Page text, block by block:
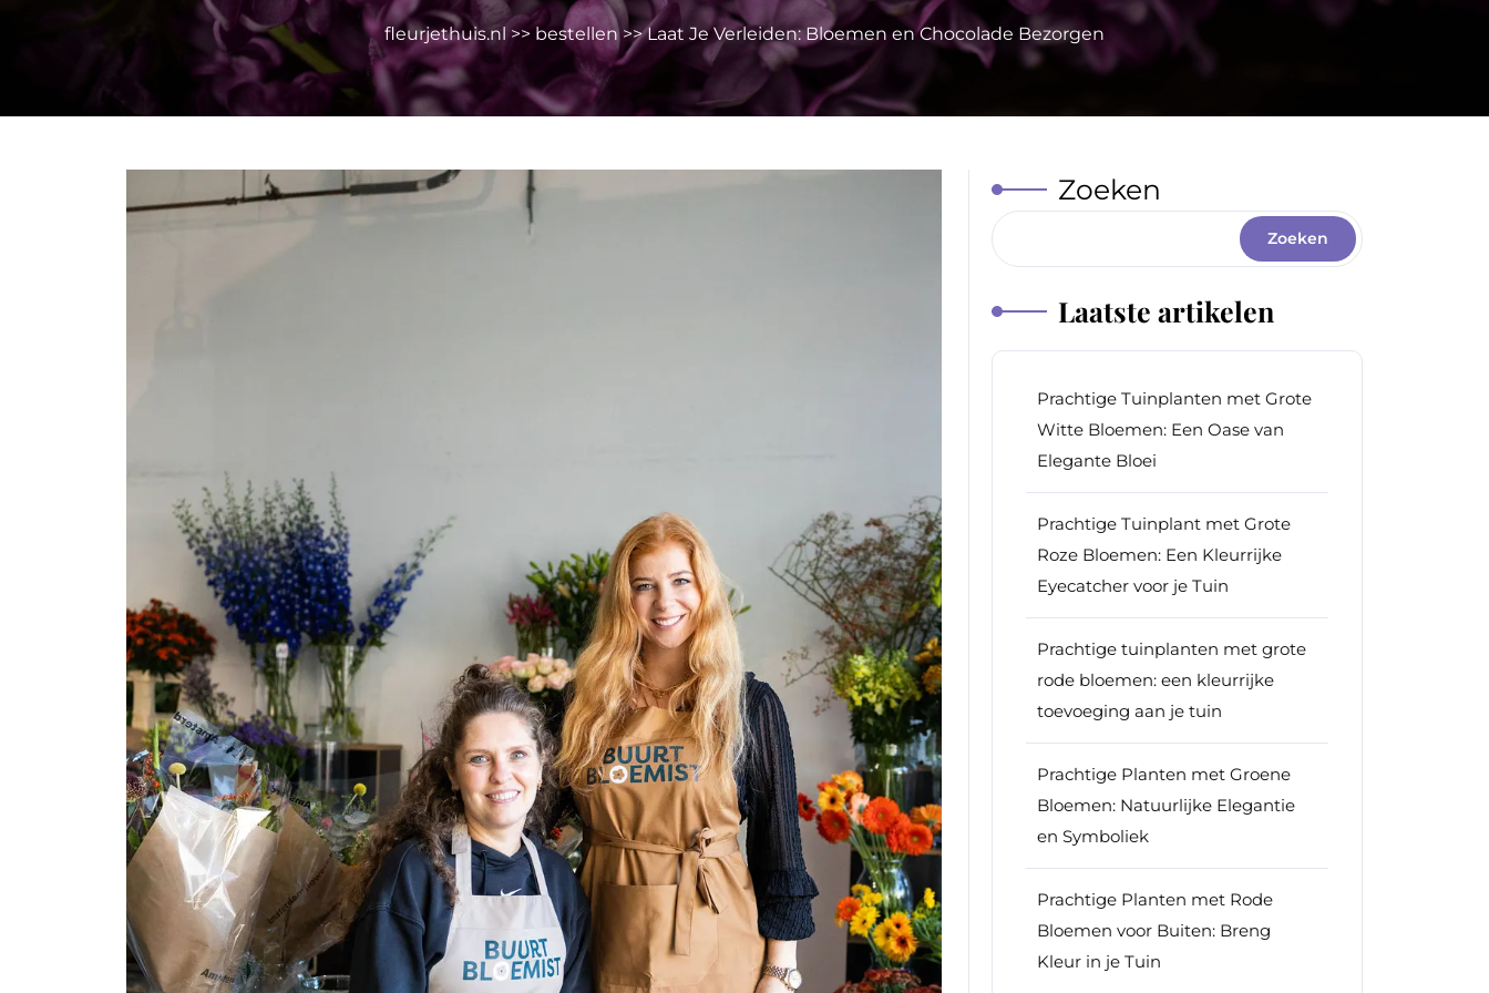
fleurjethuis.nl>> bestellen>> Laat Je Verleiden: Bloemen en Chocolade Bezorgen
Zoeken
Zoeken
Laatste artikelen
Prachtige Tuinplanten met Grote
Witte Bloemen: Een Oase van
Elegante Bloei
Prachtige Tuinplant met Grote
Roze Bloemen: Een Kleurrijke
Eyecatcher voor je Tuin
Prachtige tuinplanten met grote
rode bloemen: een kleurrijke
toevoeging aan je tuin
Prachtige Planten met Groene
Bloemen: Natuurlijke Elegantie
en Symboliek
Prachtige Planten met Rode
Bloemen voor Buiten: Breng
Kleur in je Tuin